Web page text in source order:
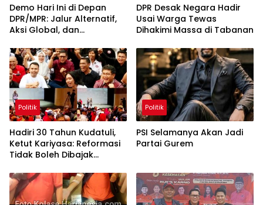
Demo Hari Ini di Depan
DPR/MPR: Jalur Alternatif,
Aksi Global, dan
Agustus 2026
DPR Desak Negara Hadir
Usai Warga Tewas
Dihakimi Massa di Tabanan
Politik
Hadiri 30 Tahun Kudatuli,
Ketut Kariyasa: Reformasi
Tidak Boleh Dibajak
Politik
PSI Selamanya Akan Jadi
Partai Gurem